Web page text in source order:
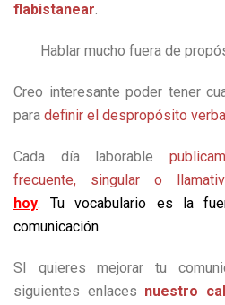
flabistanear.
Hablar mucho fuera de
Creo interesante poder tener
para definir el despropósito
Cada día laborable
frecuente, singular o
hoy.Tu vocabulario es la
comunicación.
SI quieres mejorar tu
siguientes enlaces nuestro